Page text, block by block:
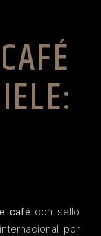
café con sello
por